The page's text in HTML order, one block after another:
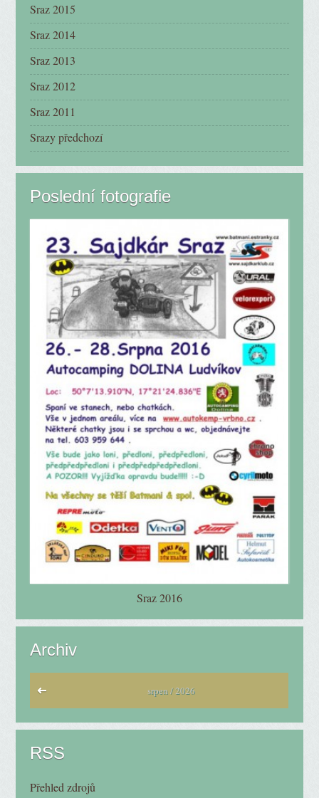
Sraz 2015
Sraz 2014
Sraz 2013
Sraz 2012
Sraz 2011
Srazy předchozí
Poslední fotografie
Sraz 2016
Archiv
srpen / 2026
RSS
Přehled zdrojů